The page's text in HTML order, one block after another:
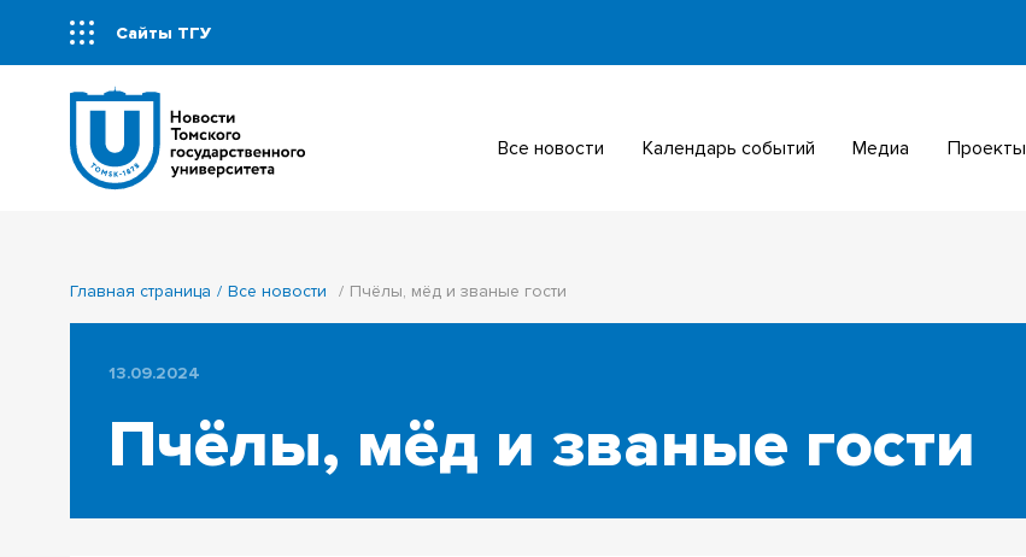
Сайты ТГУ
Все новости Календарь событий Медиа Проекты
Главная страница Все новости Пчёлы, мёд и званые гости
13.09.2024
Пчёлы, мёд и званые гости